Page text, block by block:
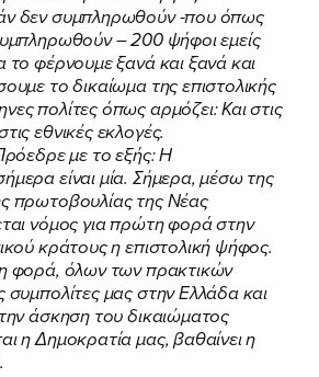
δεν συμπληρωθούν -που όπως
– 200 ψήφοι εμείς
φέρνουμε ξανά και ξανά και
το δικαίωμα της επιστολικής
πολίτες όπως αρμόζει: Και στις
εθνικές εκλογές.
με το εξής: Η
είναι μία. Σήμερα, μέσω της
πρωτοβουλίας της Νέας
νόμος για πρώτη φορά στην
κράτους η επιστολική ψήφος.
φορά, όλων των πρακτικών
συμπολίτες μας στην Ελλάδα και
άσκηση του δικαιώματος
η Δημοκρατία μας, βαθαίνει η